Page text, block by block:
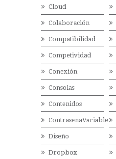
Cloud
Colaboración
Compatibilidad
Competividad
Conexión
Consolas
Contenidos
ContraseñaVariable
Diseño
Dropbox